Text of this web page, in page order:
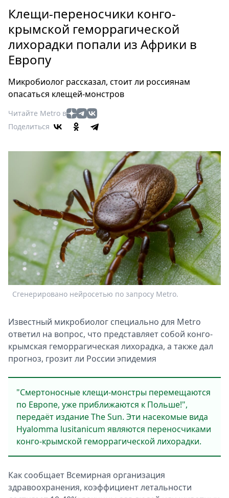
Россия
Мир
Здоровье
Еда
Мода
Театр
Кино
Афиша
Выставки
Пресс-
релизы
Metro
Стримы
Спецпроекты
Звезды
Выборы
2026
Клещи-переносчики конго-
крымской геморрагической
лихорадки попали из Африки в
Европу
Микробиолог рассказал, стоит ли россиянам
опасаться клещей-монстров
Читайте Metro в
Поделиться
Сгенерировано нейросетью по запросу Metro.
Известный микробиолог специально для Metro
ответил на вопрос, что представляет собой конго-
крымская геморрагическая лихорадка, а также дал
прогноз, грозит ли России эпидемия
"Смертоносные клещи-монстры перемещаются
по Европе, уже приближаются к Польше!",
передаёт издание The Sun. Эти насекомые вида
Hyalomma lusitanicum являются переносчиками
конго-крымской геморрагической лихорадки.
Как сообщает Всемирная организация
здравоохранения, коэффициент летальности